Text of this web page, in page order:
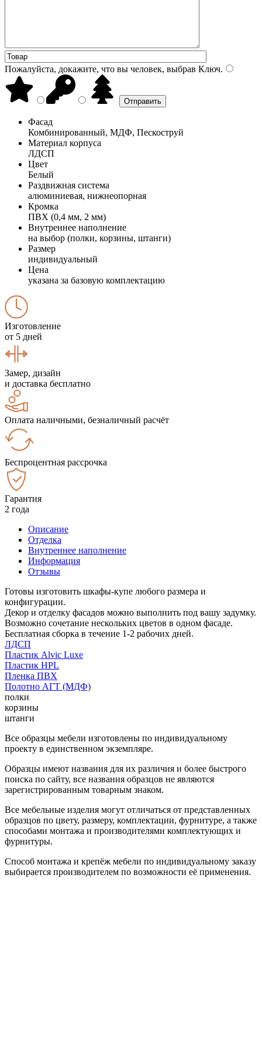
Пожалуйста, докажите, что вы человек, выбрав Ключ.
Фасад
Комбинированный, МДФ, Пескоструй
Материал корпуса
ЛДСП
Цвет
Белый
Раздвижная система
алюминиевая, нижнеопорная
Кромка
ПВХ (0,4 мм, 2 мм)
Внутреннее наполнение
на выбор (полки, корзины, штанги)
Размер
индивидуальный
Цена
указана за базовую комплектацию
Изготовление
от 5 дней
Замер, дизайн
и доставка бесплатно
Оплата наличными, безналичный расчёт
Беспроцентная рассрочка
Гарантия
2 года
Описание
Отделка
Внутреннее наполнение
Информация
Отзывы
Готовы изготовить шкафы-купе любого размера и
конфигурации.
Декор и отделку фасадов можно выполнить под вашу задумку.
Возможно сочетание нескольких цветов в одном фасаде.
Бесплатная сборка в течение 1-2 рабочих дней.
ЛДСП
Пластик Alvic Luxe
Пластик HPL
Пленка ПВХ
Полотно АГТ (МДФ)
полки
корзины
штанги
Все образцы мебели изготовлены по индивидуальному
проекту в единственном экземпляре.
Образцы имеют названия для их различия и более быстрого
поиска по сайту, все названия образцов не являются
зарегистрированным товарным знаком.
Все мебельные изделия могут отличаться от представленных
образцов по цвету, размеру, комплектации, фурнитуре, а также
способами монтажа и производителями комплектующих и
фурнитуры.
Способ монтажа и крепёж мебели по индивидуальному заказу
выбирается производителем по возможности её применения.